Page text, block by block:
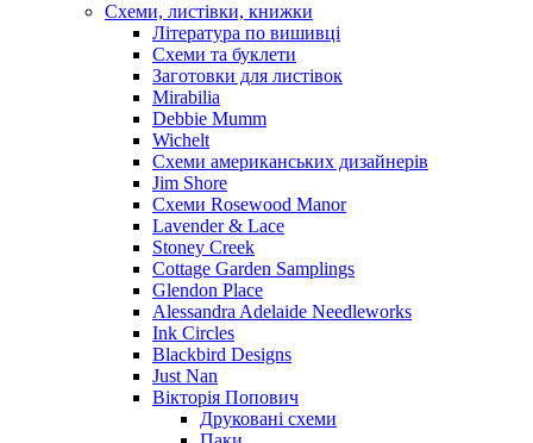
Схеми, листівки, книжки
Література по вишивці
Схеми та буклети
Заготовки для листівок
Mirabilia
Debbie Mumm
Wichelt
Схеми американських дизайнерів
Jim Shore
Cхеми Rosewood Manor
Lavender & Lace
Stoney Creek
Cottage Garden Samplings
Glendon Place
Alessandra Adelaide Needleworks
Ink Circles
Blackbird Designs
Just Nan
Вікторія Попович
Друковані схеми